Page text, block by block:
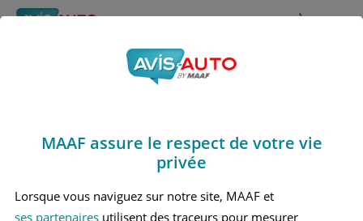
Rechercher À propos
Obtenir un devis d'assurance auto MAAF
Avis Toyota Prius
TOYOTA PRIUS 2 BERLINE
MAAF assure le respect de votre vie
privée
Lorsque vous naviguez sur notre site, MAAF et
ses partenairesutilisent des traceurs pour mesurer